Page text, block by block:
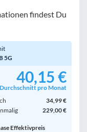
findest Du
5G
40,15 €
Durchschnitt pro Monat
34,99 €
229,00 €
Effektivpreis